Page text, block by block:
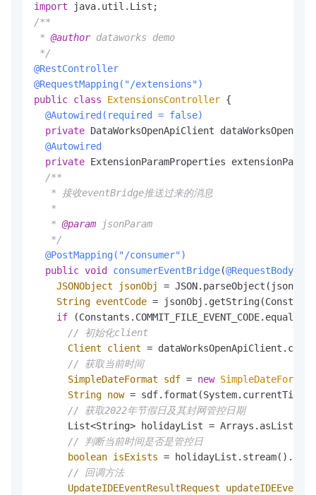
import
/**
* @author dataworks demo
*/
@RestController
@RequestMapping("/extensions")
public class ExtensionsController {
@Autowired(required = false)
private DataWorksOpenApiClient
@Autowired
private ExtensionParamProperties
/**
   * 接收eventBridge推送过来的消息
   *
   *
@param jsonParam
   */
@PostMapping("/consumer")
public void consumerEventBridge(@RequestBody
JSONObject
jsonObj =
String eventCode =
if
// 初始化client
Client
client =
// 获取当前时间
SimpleDateFormat
sdf = new SimpleDateFormat
String now =
// 获取2022年节假日及其封网管控日期
List<String> holidayList =
// 判断当前时间是否是管控日
boolean isExists =
// 回调方法
UpdateIDEEventResultRequest